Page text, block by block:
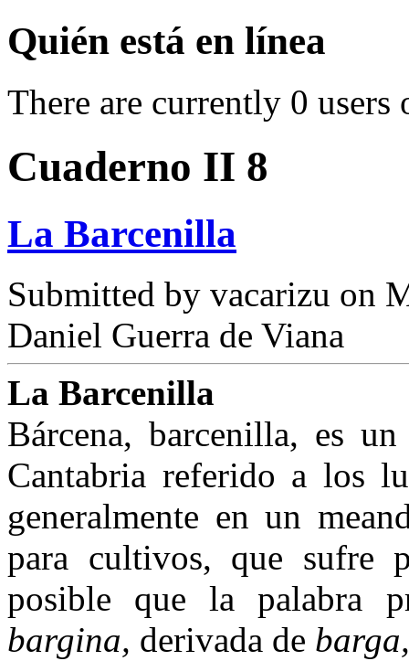
Quién está en línea
There are currently 0 users
Cuaderno II 8
La Barcenilla
Submitted by vacarizu on
Daniel Guerra de Viana
La Barcenilla
Bárcena, barcenilla, es
Cantabria referido a los
generalmente en un
para cultivos, que sufre
posible que la palabra
bargina, derivada de barga,